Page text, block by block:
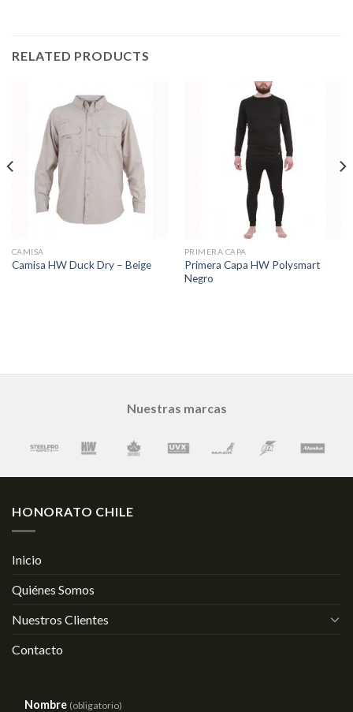
RELATED PRODUCTS
CAMISA
Camisa HW Duck Dry – Beige
PRIMERA CAPA
Primera Capa HW Polysmart
Negro
Nuestras marcas
HONORATO CHILE
Inicio
Quiénes Somos
Nuestros Clientes
Contacto
Nombre (obligatorio)